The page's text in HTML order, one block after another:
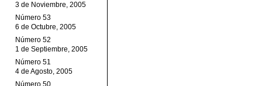
3 de Noviembre, 2005
Número 53
6 de Octubre, 2005
Número 52
1 de Septiembre, 2005
Número 51
4 de Agosto, 2005
Número 50